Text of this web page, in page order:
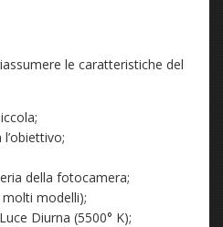
le caratteristiche del
della fotocamera;
modelli);
Diurna (5500° K);